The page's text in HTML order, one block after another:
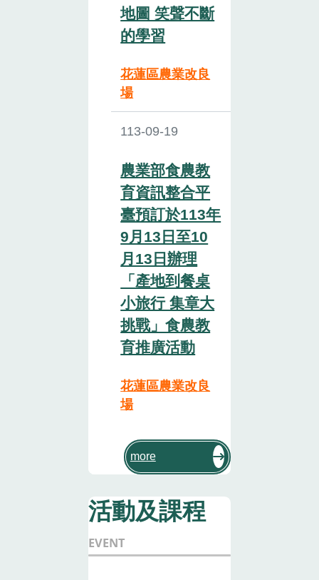
地圖 笑聲不斷
的學習
花蓮區農業改良
場
113-09-19
農業部食農教
育資訊整合平
臺預訂於113年
9月13日至10
月13日辦理
「產地到餐桌
小旅行 集章大
挑戰」食農教
育推廣活動
花蓮區農業改良
場
more
活動及課程
EVENT